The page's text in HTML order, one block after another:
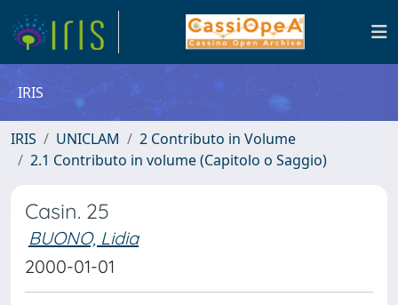
IRIS
IRIS UNICLAM
2 Contributo in Volume
2.1 Contributo in volume (Capitolo o Saggio)
Casin. 25
BUONO, Lidia
2000-01-01